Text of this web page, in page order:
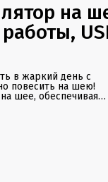
на
в жаркий день с
повесить на шею!
шее, обеспечивая
Легкий вес и
о нем,
прохладе.
мощным и тихим
поток воздуха без
дома, в офисе или на
оптимальный